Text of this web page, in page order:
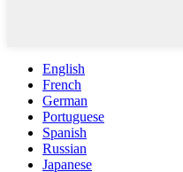
English
French
German
Portuguese
Spanish
Russian
Japanese